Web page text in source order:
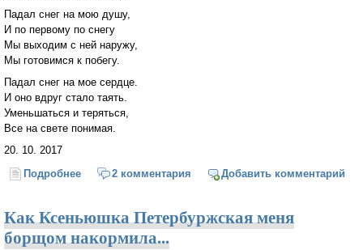
Падал снег на мою душу,
И по первому по снегу
Мы выходим с ней наружу,
Мы готовимся к побегу.
Падал снег на мое сердце.
И оно вдруг стало таять.
Уменьшаться и теряться,
Все на свете понимая.
20. 10. 2017
Подробнее о Прощание
2 комментария Добавить комментарий
Как Ксеньюшка Петербуржская меня
борщом накормила...